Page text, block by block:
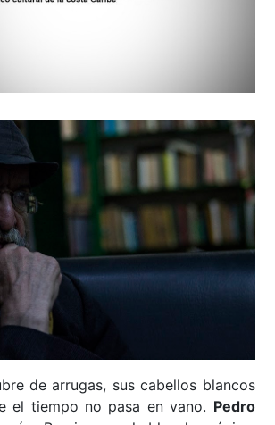
de arrugas, sus cabellos blancos
el tiempo no pasa en vano. Pedro